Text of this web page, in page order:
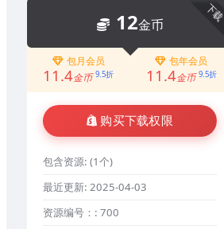
下载
12金币
包月会员
11.4金币 9.5折
包年会员
11.4金币 9.5折
购买下载权限
包含资源: (1个)
最近更新: 2025-04-03
资源编号：: 700